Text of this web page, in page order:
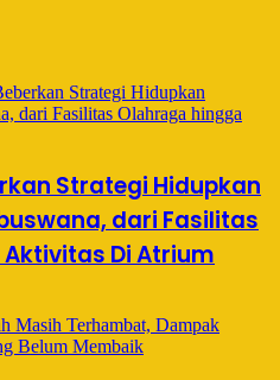
Strategi Hidupkan
dari Fasilitas
Di Atrium